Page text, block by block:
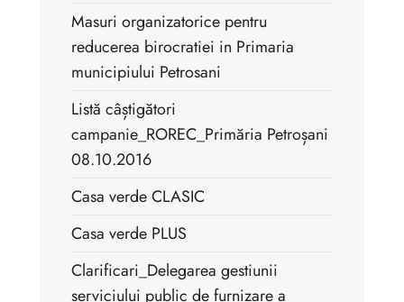
Masuri organizatorice pentru
reducerea birocratiei in Primaria
municipiului Petrosani
Listă câștigători
campanie_ROREC_Primăria Petroșani
08.10.2016
Casa verde CLASIC
Casa verde PLUS
Clarificari_Delegarea gestiunii
serviciului public de furnizare a